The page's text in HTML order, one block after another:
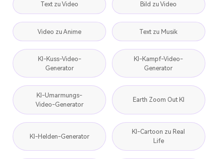
Text zu Video Bild zu Video
Video zu Anime Text zu Musik
KI-Kuss-Video-
Generator
KI-Kampf-Video-
Generator
KI-Umarmungs-
Video-Generator
Earth Zoom Out KI
KI-Helden-Generator
KI-Cartoon zu Real
Life